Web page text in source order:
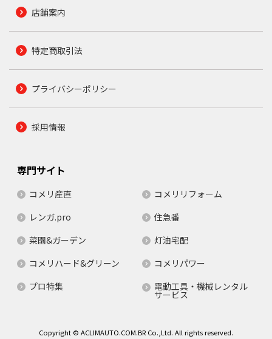
店舗案内
特定商取引法
プライバシーポリシー
採用情報
専門サイト
コメリ産直
コメリリフォーム
レンガ.pro
住急番
菜園&ガーデン
灯油宅配
コメリハード&グリーン
コメリパワー
プロ特集
電動工具・機械レンタル
サービス
Copyright © ACLIMAUTO.COM.BR Co.,Ltd. All rights reserved.